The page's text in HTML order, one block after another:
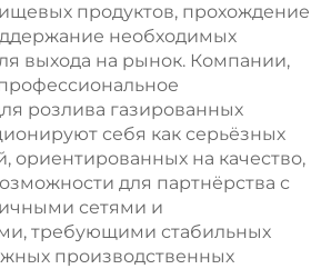
продуктов, прохождение
необходимых
выхода на рынок. Компании,
розлива газированных
себя как серьёзных
ориентированных на качество,
для партнёрства с
сетями и
требующими стабильных
производственных